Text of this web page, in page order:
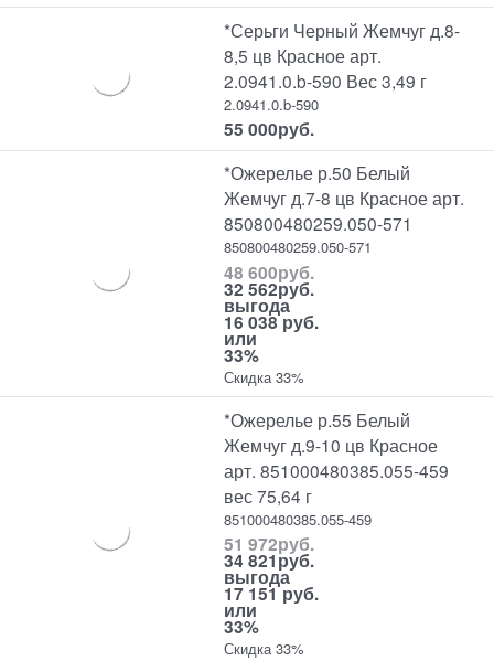
*Серьги Черный Жемчуг д.8-
8,5 цв Красное арт.
2.0941.0.b-590 Вес 3,49 г
2.0941.0.b-590
55 000руб.
*Ожерелье р.50 Белый
Жемчуг д.7-8 цв Красное арт.
850800480259.050-571
850800480259.050-571
48 600руб.
32 562руб.
выгода
16 038 руб.
или
33%
Скидка 33%
*Ожерелье р.55 Белый
Жемчуг д.9-10 цв Красное
арт. 851000480385.055-459
вес 75,64 г
851000480385.055-459
51 972руб.
34 821руб.
выгода
17 151 руб.
или
33%
Скидка 33%